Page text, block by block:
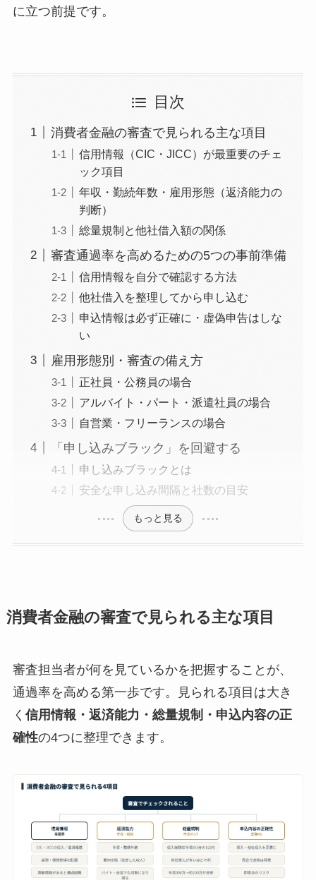
に立つ前提です。
目次
消費者金融の審査で見られる主な項目
信用情報（CIC・JICC）が最重要のチェ
ック項目
年収・勤続年数・雇用形態（返済能力の
判断）
総量規制と他社借入額の関係
審査通過率を高めるための5つの事前準備
信用情報を自分で確認する方法
他社借入を整理してから申し込む
申込情報は必ず正確に・虚偽申告はしな
い
雇用形態別・審査の備え方
正社員・公務員の場合
アルバイト・パート・派遣社員の場合
自営業・フリーランスの場合
「申し込みブラック」を回避する
申し込みブラックとは
安全な申し込み間隔と社数の目安
もっと見る
消費者金融の審査で見られる主な項目
審査担当者が何を見ているかを把握することが、
通過率を高める第一歩です。見られる項目は大き
く 信用情報・返済能力・総量規制・申込内容の正
確性の4つに整理できます。